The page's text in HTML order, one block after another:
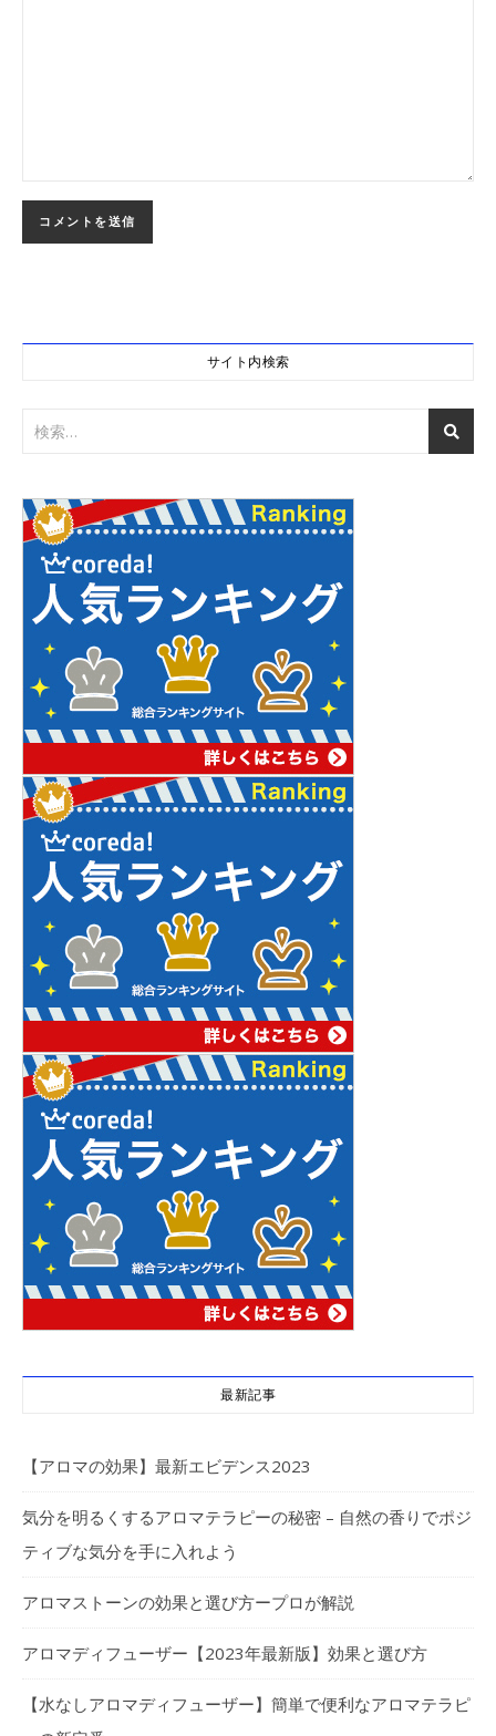
サイト内検索
最新記事
【アロマの効果】最新エビデンス2023
気分を明るくするアロマテラピーの秘密 – 自然の香りでポジ
ティブな気分を手に入れよう
アロマストーンの効果と選び方ープロが解説
アロマディフューザー【2023年最新版】効果と選び方
【水なしアロマディフューザー】簡単で便利なアロマテラピ